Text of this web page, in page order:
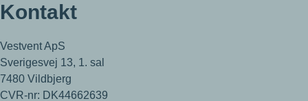
Kontakt
Vestvent ApS
Sverigesvej 13, 1. sal
7480 Vildbjerg
CVR-nr: DK44662639